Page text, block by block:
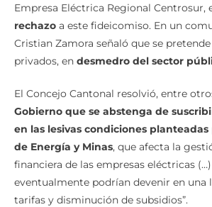
Empresa Eléctrica Regional Centrosur,
rechazo a este fideicomiso. En un
Cristian Zamora señaló que se
privados, en desmedro del sector
El Concejo Cantonal resolvió, entre
Gobierno que se abstenga de
en las lesivas condiciones
de Energía y Minas, que afecta la
financiera de las empresas eléctricas
eventualmente podrían devenir en una
tarifas y disminución de subsidios”.